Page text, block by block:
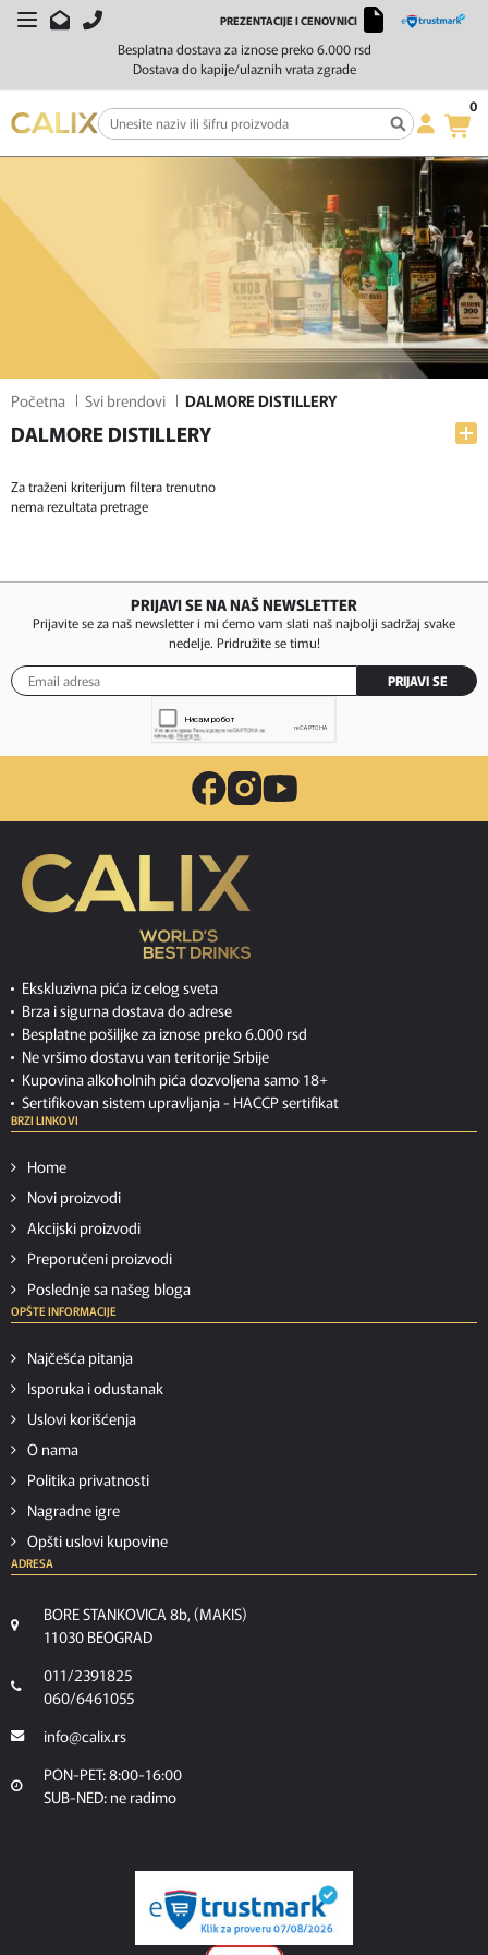
Besplatna dostava za iznose preko 6.000 rsd
Dostava do kapije/ulaznih vrata zgrade
PREZENTACIJE I CENOVNICI
0
Početna Svi brendovi DALMORE DISTILLERY
DALMORE DISTILLERY
FILTERI
SORTIRAJ
Za traženi kriterijum filtera trenutno
nema rezultata pretrage
PRIJAVI SE NA NAŠ NEWSLETTER
Prijavite se za naš newsletter i mi ćemo vam slati naš najbolji sadržaj svake
nedelje. Pridružite se timu!
PRIJAVI SE
Ekskluzivna pića iz celog sveta
Brza i sigurna dostava do adrese
Besplatne pošiljke za iznose preko 6.000 rsd
Ne vršimo dostavu van teritorije Srbije
Kupovina alkoholnih pića dozvoljena samo 18+
Sertifikovan sistem upravljanja - HACCP sertifikat
BRZI LINKOVI
Home
Novi proizvodi
Akcijski proizvodi
Preporučeni proizvodi
Poslednje sa našeg bloga
OPŠTE INFORMACIJE
Najčešća pitanja
Isporuka i odustanak
Uslovi korišćenja
O nama
Politika privatnosti
Nagradne igre
Opšti uslovi kupovine
ADRESA
BORE STANKOVICA 8b, (MAKIS)
11030 BEOGRAD
011/2391825
060/6461055
info@calix.rs
PON-PET: 8:00-16:00
SUB-NED: ne radimo